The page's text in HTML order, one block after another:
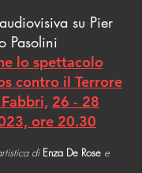
su Pier
Pasolini
lo spettacolo
contro il Terrore
26 - 28
ore 20.30
di Enza De Rose e